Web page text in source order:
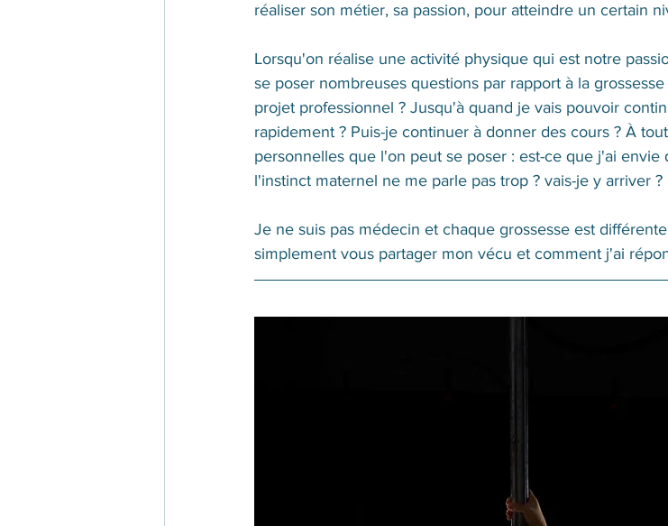
réaliser son métier, sa passion, pour atteindre un certain
Lorsqu'on réalise une activité physique qui est notre
se poser nombreuses questions par rapport à la
projet professionnel ? Jusqu'à quand je vais pouvoir
rapidement ? Puis-je continuer à donner des cours ? À
personnelles que l'on peut se poser : est-ce que j'ai
l'instinct maternel ne me parle pas trop ? vais-je y arriver ?
Je ne suis pas médecin et chaque grossesse est
simplement vous partager mon vécu et comment j'ai